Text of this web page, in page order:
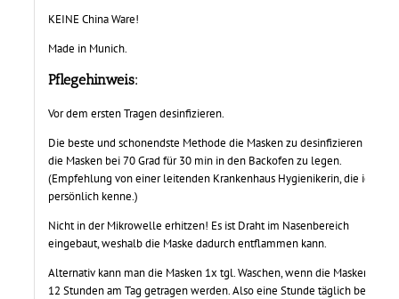
KEINE China Ware!
Made in Munich.
Pflegehinweis:
Vor dem ersten Tragen desinfizieren.
Die beste und schonendste Methode die Masken zu desinfizieren ist,
die Masken bei 70 Grad für 30 min in den Backofen zu legen.
(Empfehlung von einer leitenden Krankenhaus Hygienikerin, die ich
persönlich kenne.)
Nicht in der Mikrowelle erhitzen! Es ist Draht im Nasenbereich
eingebaut, weshalb die Maske dadurch entflammen kann.
Alternativ kann man die Masken 1x tgl. Waschen, wenn die Masken
12 Stunden am Tag getragen werden. Also eine Stunde täglich bei